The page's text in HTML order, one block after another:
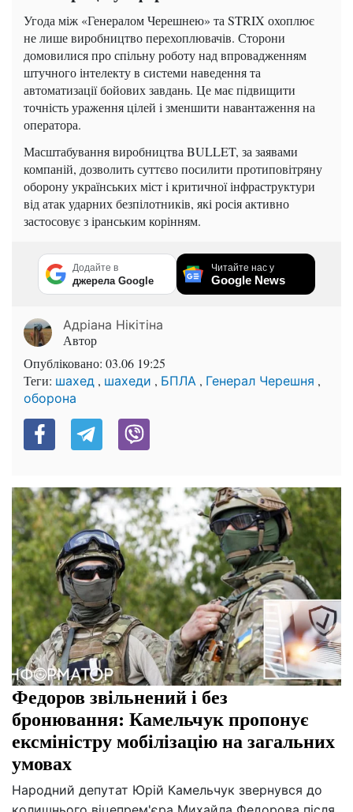
Угода між «Генералом Черешнею» та STRIX охоплює
не лише виробництво перехоплювачів. Сторони
домовилися про спільну роботу над впровадженням
штучного інтелекту в системи наведення та
автоматизації бойових завдань. Це має підвищити
точність ураження цілей і зменшити навантаження на
оператора.
Масштабування виробництва BULLET, за заявами
компаній, дозволить суттєво посилити протиповітряну
оборону українських міст і критичної інфраструктури
від атак ударних безпілотників, які росія активно
застосовує з іранським корінням.
Додайте в
джерела Google
Читайте нас у
Google News
Адріана Нікітіна
Автор
Опубліковано: 03.06 19:25
Теги: шахед , шахеди , БПЛА , Генерал Черешня ,
оборона
Федоров звільнений і без
бронювання: Камельчук пропонує
ексміністру мобілізацію на загальних
умовах
Народний депутат Юрій Камельчук звернувся до